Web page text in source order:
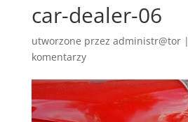
car-dealer-06
utworzone przez administr@tor|
komentarzy